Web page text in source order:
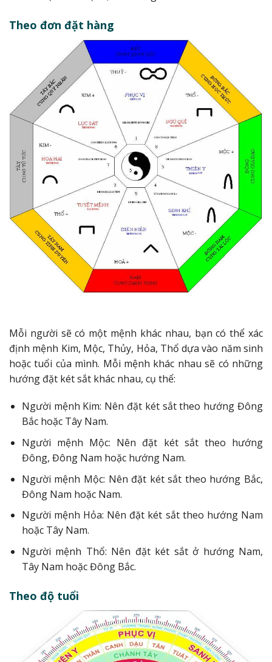
Theo đơn đặt hàng
Mỗi người sẽ có một mệnh khác nhau, bạn có thể xác
định mệnh Kim, Mộc, Thủy, Hỏa, Thổ dựa vào năm sinh
hoặc tuổi của mình. Mỗi mệnh khác nhau sẽ có những
hướng đặt két sắt khác nhau, cụ thể:
Người mệnh Kim: Nên đặt két sắt theo hướng Đông
Bắc hoặc Tây Nam.
Người mệnh Mộc: Nên đặt két sắt theo hướng
Đông, Đông Nam hoặc hướng Nam.
Người mệnh Mộc: Nên đặt két sắt theo hướng Bắc,
Đông Nam hoặc Nam.
Người mệnh Hỏa: Nên đặt két sắt theo hướng Nam
hoặc Tây Nam.
Người mệnh Thổ: Nên đặt két sắt ở hướng Nam,
Tây Nam hoặc Đông Bắc.
Theo độ tuổi